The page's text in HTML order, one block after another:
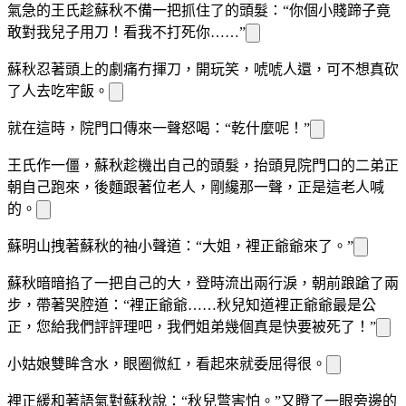
氣急的王氏趁蘇秋不備一把抓住了的頭髮：“你個小賤蹄子竟
敢對我兒子用刀！看我不打死你……”
蘇秋忍著頭上的劇痛冇揮刀，開玩笑，唬唬人還 ， 可不想真砍
了人去吃牢飯。
就在這時，院門口傳來一聲怒喝：“乾什麼呢！”
王氏作一僵，蘇秋趁機出自己的頭髮，抬頭見院門口的二弟正
朝自己跑來，後麵跟著位老人，剛纔那一聲，正是這老人喊
的。
蘇明山拽著蘇秋的袖小聲道：“大姐，裡正爺爺來了。”
蘇秋暗暗掐了一把自己的大 ，登時流出兩行淚，朝前踉蹌了兩
步，帶著哭腔道：“裡正爺爺……秋兒知道裡正爺爺最是公
正，您給我們評評理吧，我們姐弟幾個真是快要被死了！”
小姑娘雙眸含水，眼圈微紅，看起來就委屈得很。
裡正緩和著語氣對蘇秋說：“秋兒彆害怕。”又瞪了一眼旁邊的